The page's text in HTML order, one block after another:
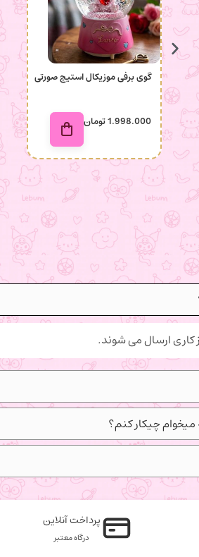
گوی برفی موزیکال استیچ صورتی
1.998.000تومان
ارسال می شوند.
چیکار کنم؟
پرداخت آنلاین
درگاه معتبر